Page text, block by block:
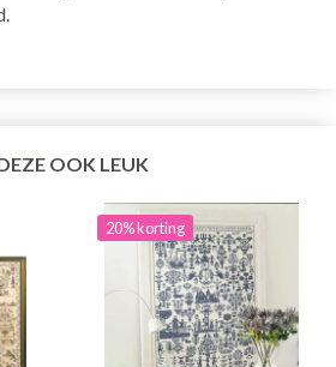
OOK LEUK
20% korting